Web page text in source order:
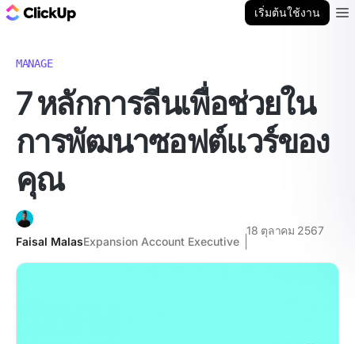
เริ่มต้นใช้งาน
MANAGE
7 หลักการลีนเพื่อช่วยใน
การพัฒนาซอฟต์แวร์ของ
คุณ
Faisal MalasExpansion Account Executive
18 ตุลาคม 2567